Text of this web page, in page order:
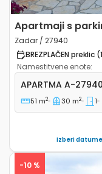
Apartmaji s
Zadar / 27940
BREZPLAČEN
Namestitvene enote:
Enosobni
APARTMA A-
51 m2 30 m2 1
Izberi
-10 %